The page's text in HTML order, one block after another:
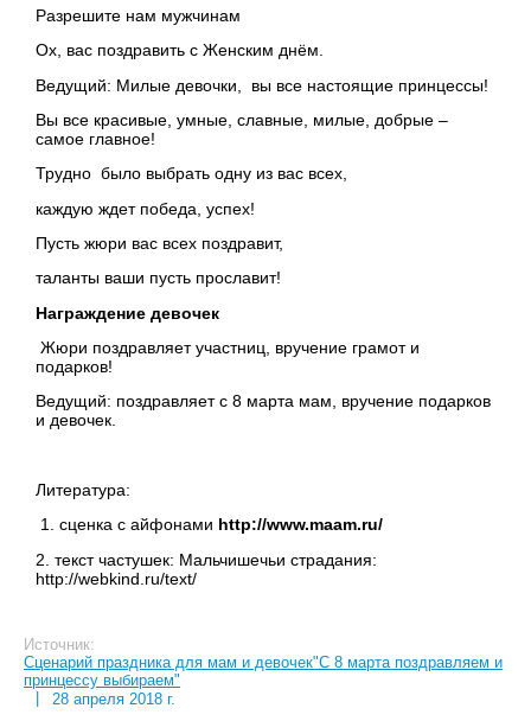
Разрешите нам мужчинам
Ох, вас поздравить с Женским днём.
Ведущий: Милые девочки, вы все настоящие принцессы!
Вы все красивые, умные, славные, милые, добрые –
самое главное!
Трудно было выбрать одну из вас всех,
каждую ждет победа, успех!
Пусть жюри вас всех поздравит,
таланты ваши пусть прославит!
Награждение девочек
Жюри поздравляет участниц, вручение грамот и
подарков!
Ведущий: поздравляет с 8 марта мам, вручение подарков
и девочек.
Литература:
1. сценка с айфонами http://www.maam.ru/
2. текст частушек: Мальчишечьи страдания:
http://webkind.ru/text/
Источник:
Сценарий праздника для мам и девочек"С 8 марта поздравляем и
принцессу выбираем"
28 апреля 2018 г.